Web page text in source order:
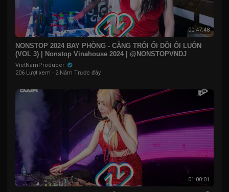
00:47:48
NONSTOP 2024 BAY PHÒNG - CĂNG TRÔI ỐI DỒI ÔI LUÔN
(VOL 3) | Nonstop Vinahouse 2024 | ​⁠@NONSTOPVNDJ
VietNamProducer
206 Lượt xem · 2 Năm Trước đây
01:00:01